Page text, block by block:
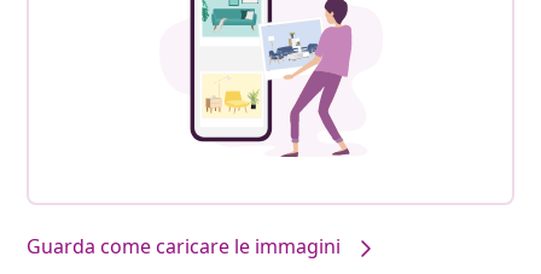
Guarda come caricare le immagini